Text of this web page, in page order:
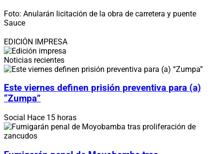
Foto: Anularán licitación de la obra de carretera y puente
Sauce
EDICIÓN IMPRESA
Noticias recientes
Este viernes definen prisión preventiva para (a)
“Zumpa”
Social Hace 15 horas